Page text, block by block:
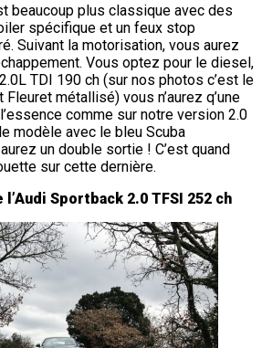
beaucoup plus classique avec des
spécifique et un feux stop
Suivant la motorisation, vous aurez
Vous optez pour le diesel,
TDI 190 ch (sur nos photos c’est le
métallisé) vous n’aurez q’une
comme sur notre version 2.0
modèle avec le bleu Scuba
un double sortie ! C’est quand
sur cette dernière.
Sportback 2.0 TFSI 252 ch